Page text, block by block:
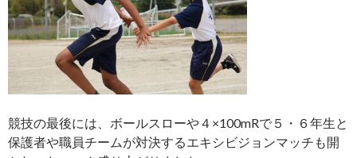
競技の最後には、ボールスローや４×100mRで５・６年生と
保護者や職員チームが対決するエキシビジョンマッチも開